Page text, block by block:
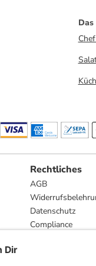
Rechtliches
AGB
Datenschutz
Compliance